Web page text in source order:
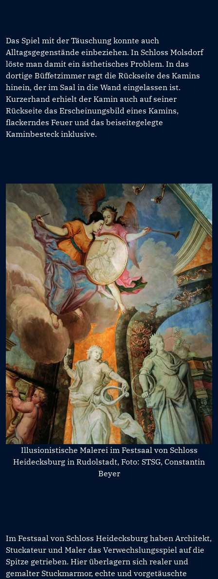
Das Spiel mit der Täuschung konnte auch
Alltagsgegenstände einbeziehen. In Schloss Molsdorf
löste man damit ein ästhetisches Problem. In das
dortige Büffetzimmer ragt die Rückseite des Kamins
hinein, der im Saal in die Wand eingelassen ist.
Kurzerhand erhielt der Kamin auch auf seiner
Rückseite das Erscheinungsbild eines Kamins,
flackerndes Feuer und das beiseitegelegte
Kaminbesteck inklusive.
Illusionistische Malerei im Festsaal von Schloss
Heidecksburg in Rudolstadt, Foto: STSG, Constantin
Beyer
Im Festsaal von Schloss Heidecksburg haben Architekt,
Stuckateur und Maler das Verwechslungsspiel auf die
Spitze getrieben. Hier überlagern sich realer und
gemalter Stuckmarmor, echte und vorgetäuschte